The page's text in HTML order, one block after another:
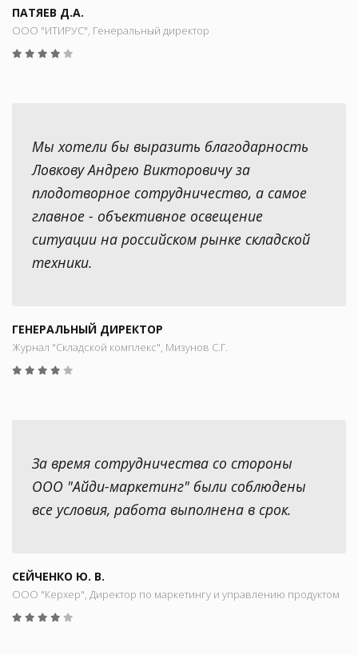
ПАТЯЕВ Д.А.
ООО "ИТИРУС", Генеральный директор
Мы хотели бы выразить благодарность
Ловкову Андрею Викторовичу за
плодотворное сотрудничество, а самое
главное - объективное освещение
ситуации на российском рынке складской
техники.
ГЕНЕРАЛЬНЫЙ ДИРЕКТОР
Журнал "Складской комплекс", Мизунов С.Г.
За время сотрудничества со стороны
ООО "Айди-маркетинг" были соблюдены
все условия, работа выполнена в срок.
СЕЙЧЕНКО Ю. В.
ООО "Керхер", Директор по маркетингу и управлению продуктом